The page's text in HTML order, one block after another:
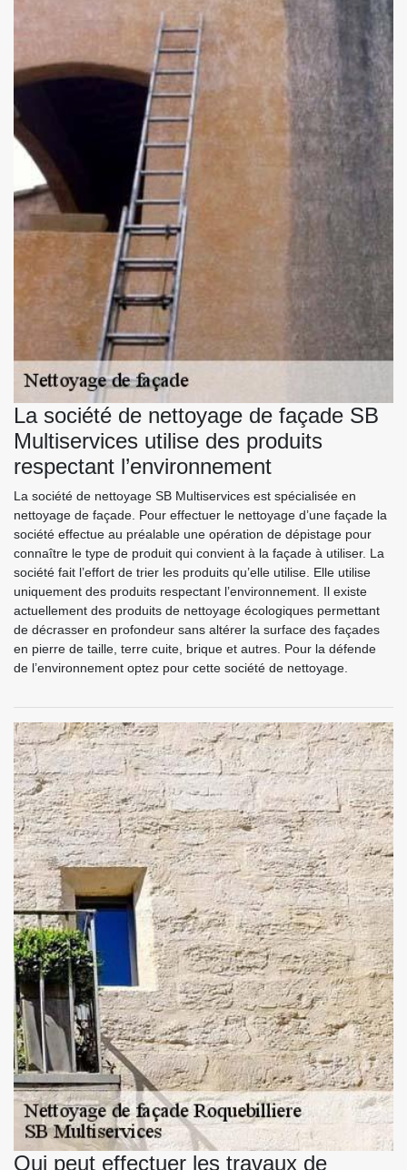
La société de nettoyage de façade SB
Multiservices utilise des produits
respectant l’environnement
La société de nettoyage SB Multiservices est spécialisée en
nettoyage de façade. Pour effectuer le nettoyage d’une façade la
société effectue au préalable une opération de dépistage pour
connaître le type de produit qui convient à la façade à utiliser. La
société fait l’effort de trier les produits qu’elle utilise. Elle utilise
uniquement des produits respectant l’environnement. Il existe
actuellement des produits de nettoyage écologiques permettant
de décrasser en profondeur sans altérer la surface des façades
en pierre de taille, terre cuite, brique et autres. Pour la défende
de l’environnement optez pour cette société de nettoyage.
Qui peut effectuer les travaux de